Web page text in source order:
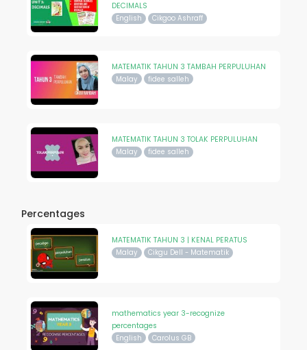
DECIMALS
English Cikgoo Ashraff
MATEMATIK TAHUN 3 TAMBAH PERPULUHAN
Malay fidee salleh
MATEMATIK TAHUN 3 TOLAK PERPULUHAN
Malay fidee salleh
Percentages
MATEMATIK TAHUN 3 | KENAL PERATUS
Malay Cikgu Dell - Matematik
mathematics year 3-recognize
percentages
English Carolus GB